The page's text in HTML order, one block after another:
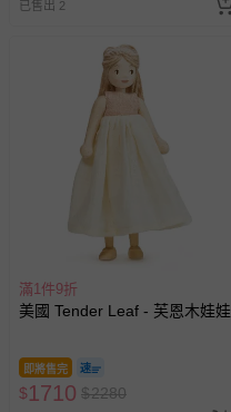
已售出 2
滿1件9折
美國 Tender Leaf - 芙恩木娃娃
即將售完
$1710 $2280